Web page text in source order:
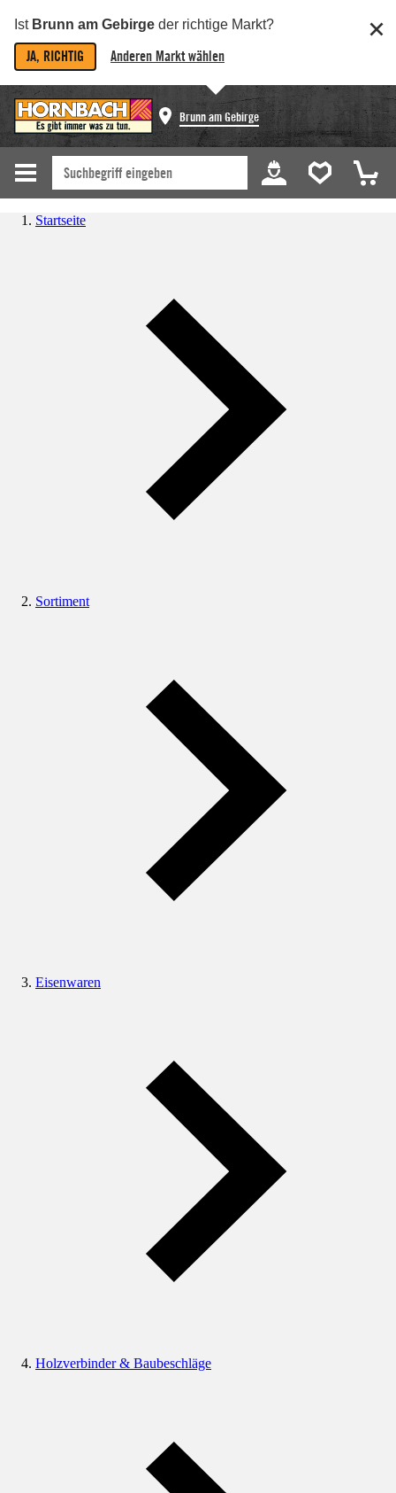
Ist Brunn am Gebirge der richtige Markt?
JA, RICHTIG Anderen Markt wählen
Brunn am Gebirge
Startseite
Sortiment
Eisenwaren
Holzverbinder & Baubeschläge